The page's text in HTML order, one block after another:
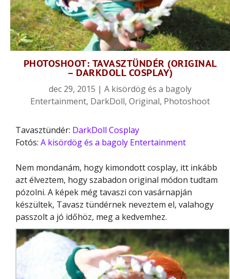
PHOTOSHOOT: TAVASZTÜNDÉR (ORIGINAL
– DARKDOLL COSPLAY)
dec 29, 2015 | A kisördög és a bagoly
Entertainment, DarkDoll, Original, Photoshoot
Tavasztündér: DarkDoll Cosplay
Fotós: A kisördög és a bagoly Entertainment
Nem mondanám, hogy kimondott cosplay, itt inkább
azt élveztem, hogy szabadon original módon tudtam
pózolni. A képek még tavaszi con vasárnapján
készültek, Tavasz tündérnek neveztem el, valahogy
passzolt a jó időhöz, meg a kedvemhez.